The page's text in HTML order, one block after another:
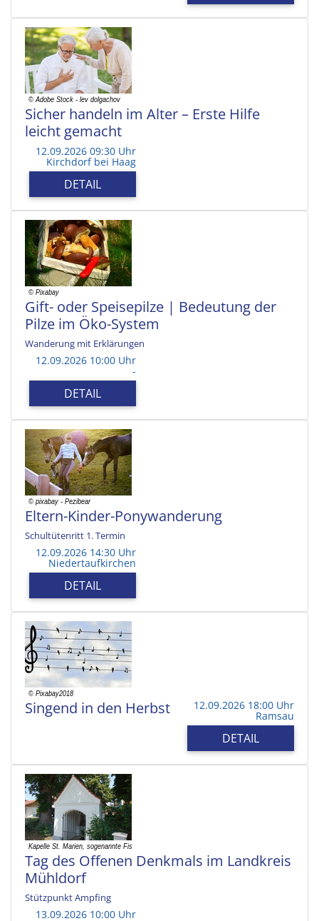
Sicher handeln im Alter – Erste Hilfe
leicht gemacht
12.09.2026 09:30 Uhr
Kirchdorf bei Haag
DETAIL
Gift- oder Speisepilze | Bedeutung der
Pilze im Öko-System
Wanderung mit Erklärungen
12.09.2026 10:00 Uhr
-
DETAIL
Eltern-Kinder-Ponywanderung
Schultütenritt 1. Termin
12.09.2026 14:30 Uhr
Niedertaufkirchen
DETAIL
Singend in den Herbst 12.09.2026 18:00 Uhr
Ramsau
DETAIL
Tag des Offenen Denkmals im Landkreis
Mühldorf
Stützpunkt Ampfing
13.09.2026 10:00 Uhr